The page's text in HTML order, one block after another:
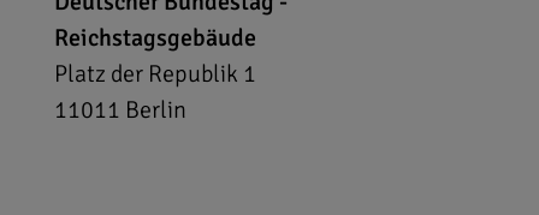
Reichstagsgebäude
Platz der Republik 1
11011 Berlin